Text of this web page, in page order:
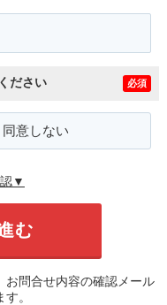
ださい 必須
同意しない
▼
問合せ内容の確認メール
。